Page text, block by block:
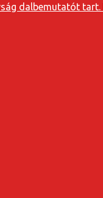
dalbemutatót tart.